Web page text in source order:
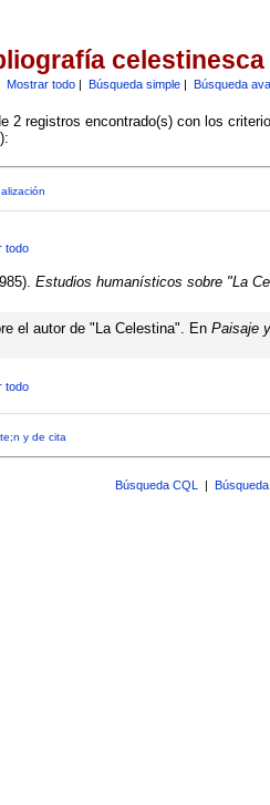
celestinesca
Mostrar todo| Búsqueda simple| Búsqueda
2 registros encontrado(s) con los
):
todo
Estudios humanísticos sobre "La
el autor de "La Celestina". En Paisaje
todo
y de cita
Búsqueda CQL |